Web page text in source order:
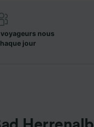
nous
jour